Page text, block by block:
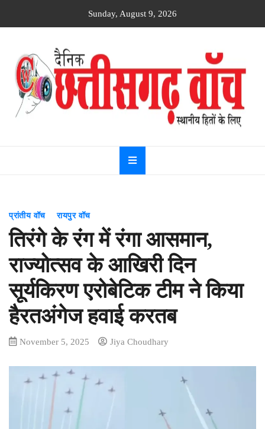
Sunday, August 9, 2026
Dainik
Chhattisgarh
watch
प्रांतीय वॉच रायपुर वॉच
तिरंगे के रंग में रंगा आसमान,
राज्योत्सव के आखिरी दिन
सूर्यकिरण एरोबेटिक टीम ने किया
हैरतअंगेज हवाई करतब
November 5, 2025 Jiya Choudhary